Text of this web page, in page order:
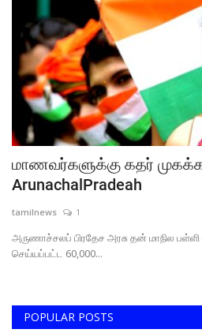
மாணவர்களுக்கு கதர்
ArunachalPradeah
tamilnews 1
அருணாச்சலப் பிரதேச அரசு தன் மாநில
செய்யப்பட்ட 60,000...
POPULAR POSTS